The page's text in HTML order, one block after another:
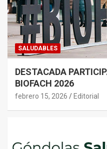
SALUDABLES
DESTACADA
BIOFACH 2026
febrero 15, 2026 Editorial